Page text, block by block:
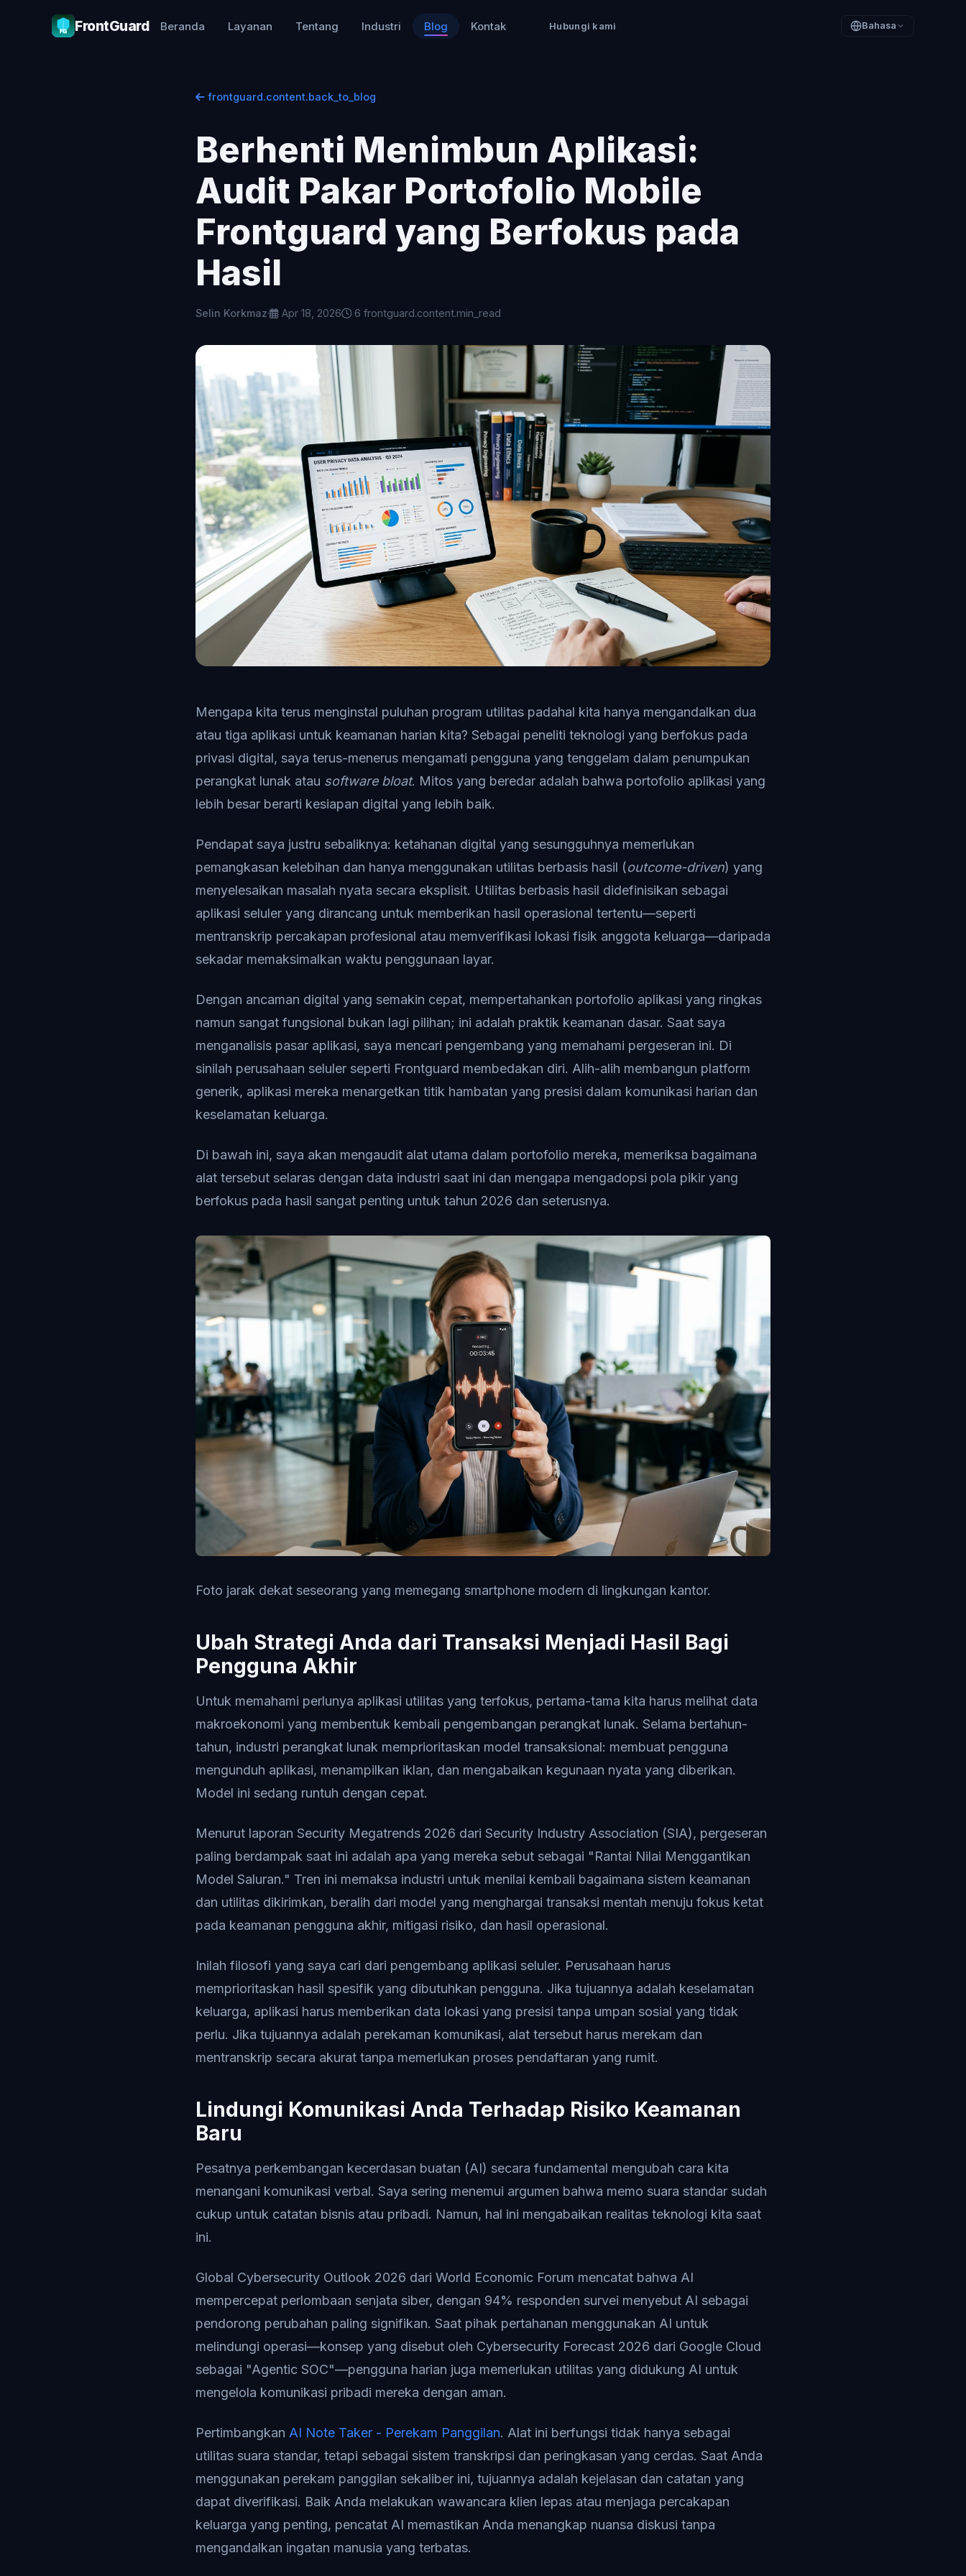
FrontGuard Beranda Layanan Tentang Industri Blog Kontak Hubungi kami Bahasa
frontguard.content.back_to_blog
Berhenti Menimbun Aplikasi:
Audit Pakar Portofolio Mobile
Frontguard yang Berfokus pada
Hasil
Selin Korkmaz· Apr 18, 2026 6 frontguard.content.min_read
Mengapa kita terus menginstal puluhan program utilitas padahal kita hanya mengandalkan dua
atau tiga aplikasi untuk keamanan harian kita? Sebagai peneliti teknologi yang berfokus pada
privasi digital, saya terus-menerus mengamati pengguna yang tenggelam dalam penumpukan
perangkat lunak atau software bloat. Mitos yang beredar adalah bahwa portofolio aplikasi yang
lebih besar berarti kesiapan digital yang lebih baik.
Pendapat saya justru sebaliknya: ketahanan digital yang sesungguhnya memerlukan
pemangkasan kelebihan dan hanya menggunakan utilitas berbasis hasil (outcome-driven) yang
menyelesaikan masalah nyata secara eksplisit. Utilitas berbasis hasil didefinisikan sebagai
aplikasi seluler yang dirancang untuk memberikan hasil operasional tertentu—seperti
mentranskrip percakapan profesional atau memverifikasi lokasi fisik anggota keluarga—daripada
sekadar memaksimalkan waktu penggunaan layar.
Dengan ancaman digital yang semakin cepat, mempertahankan portofolio aplikasi yang ringkas
namun sangat fungsional bukan lagi pilihan; ini adalah praktik keamanan dasar. Saat saya
menganalisis pasar aplikasi, saya mencari pengembang yang memahami pergeseran ini. Di
sinilah perusahaan seluler seperti Frontguard membedakan diri. Alih-alih membangun platform
generik, aplikasi mereka menargetkan titik hambatan yang presisi dalam komunikasi harian dan
keselamatan keluarga.
Di bawah ini, saya akan mengaudit alat utama dalam portofolio mereka, memeriksa bagaimana
alat tersebut selaras dengan data industri saat ini dan mengapa mengadopsi pola pikir yang
berfokus pada hasil sangat penting untuk tahun 2026 dan seterusnya.
Foto jarak dekat seseorang yang memegang smartphone modern di lingkungan kantor.
Ubah Strategi Anda dari Transaksi Menjadi Hasil Bagi
Pengguna Akhir
Untuk memahami perlunya aplikasi utilitas yang terfokus, pertama-tama kita harus melihat data
makroekonomi yang membentuk kembali pengembangan perangkat lunak. Selama bertahun-
tahun, industri perangkat lunak memprioritaskan model transaksional: membuat pengguna
mengunduh aplikasi, menampilkan iklan, dan mengabaikan kegunaan nyata yang diberikan.
Model ini sedang runtuh dengan cepat.
Menurut laporan Security Megatrends 2026 dari Security Industry Association (SIA), pergeseran
paling berdampak saat ini adalah apa yang mereka sebut sebagai "Rantai Nilai Menggantikan
Model Saluran." Tren ini memaksa industri untuk menilai kembali bagaimana sistem keamanan
dan utilitas dikirimkan, beralih dari model yang menghargai transaksi mentah menuju fokus ketat
pada keamanan pengguna akhir, mitigasi risiko, dan hasil operasional.
Inilah filosofi yang saya cari dari pengembang aplikasi seluler. Perusahaan harus
memprioritaskan hasil spesifik yang dibutuhkan pengguna. Jika tujuannya adalah keselamatan
keluarga, aplikasi harus memberikan data lokasi yang presisi tanpa umpan sosial yang tidak
perlu. Jika tujuannya adalah perekaman komunikasi, alat tersebut harus merekam dan
mentranskrip secara akurat tanpa memerlukan proses pendaftaran yang rumit.
Lindungi Komunikasi Anda Terhadap Risiko Keamanan
Baru
Pesatnya perkembangan kecerdasan buatan (AI) secara fundamental mengubah cara kita
menangani komunikasi verbal. Saya sering menemui argumen bahwa memo suara standar sudah
cukup untuk catatan bisnis atau pribadi. Namun, hal ini mengabaikan realitas teknologi kita saat
ini.
Global Cybersecurity Outlook 2026 dari World Economic Forum mencatat bahwa AI
mempercepat perlombaan senjata siber, dengan 94% responden survei menyebut AI sebagai
pendorong perubahan paling signifikan. Saat pihak pertahanan menggunakan AI untuk
melindungi operasi—konsep yang disebut oleh Cybersecurity Forecast 2026 dari Google Cloud
sebagai "Agentic SOC"—pengguna harian juga memerlukan utilitas yang didukung AI untuk
mengelola komunikasi pribadi mereka dengan aman.
Pertimbangkan AI Note Taker - Perekam Panggilan. Alat ini berfungsi tidak hanya sebagai
utilitas suara standar, tetapi sebagai sistem transkripsi dan peringkasan yang cerdas. Saat Anda
menggunakan perekam panggilan sekaliber ini, tujuannya adalah kejelasan dan catatan yang
dapat diverifikasi. Baik Anda melakukan wawancara klien lepas atau menjaga percakapan
keluarga yang penting, pencatat AI memastikan Anda menangkap nuansa diskusi tanpa
mengandalkan ingatan manusia yang terbatas.